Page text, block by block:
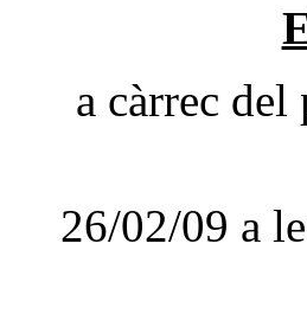
a càrrec
26/02/09 a